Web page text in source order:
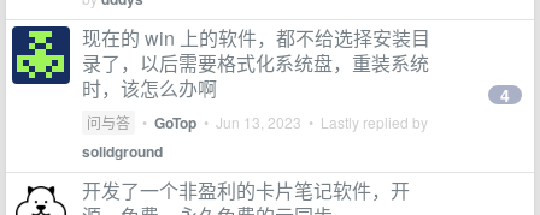
现在的 win 上的软件，都不给选择安装目
录了，以后需要格式化系统盘，重装系统
时，该怎么办啊
问与答 • GoTop • Jun 13, 2023 • Lastly replied by
solidground
4
开发了一个非盈利的卡片笔记软件，开